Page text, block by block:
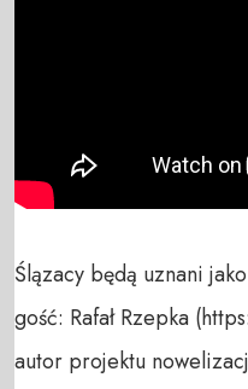
Ślązacy będą uznani
gość: Rafał Rzepka
autor projektu